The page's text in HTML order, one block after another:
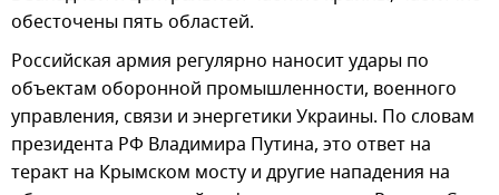
обесточены пять областей.
Российская армия регулярно наносит удары по
объектам оборонной промышленности, военного
управления, связи и энергетики Украины. По словам
президента РФ Владимира Путина, это ответ на
теракт на Крымском мосту и другие нападения на